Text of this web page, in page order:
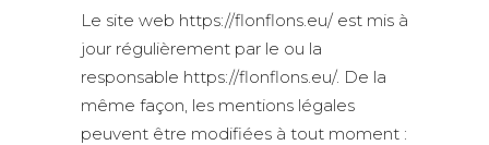
Le site web https://flonflons.eu/ est mis à
jour régulièrement par le ou la
responsable https://flonflons.eu/. De la
même façon, les mentions légales
peuvent être modifiées à tout moment :